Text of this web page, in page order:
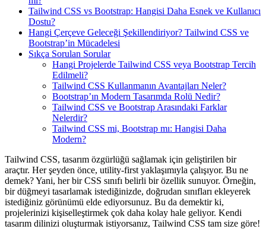
Tailwind CSS vs Bootstrap: Hangisi Daha Esnek ve Kullanıcı
Dostu?
Hangi Çerçeve Geleceği Şekillendiriyor? Tailwind CSS ve
Bootstrap’in Mücadelesi
Sıkça Sorulan Sorular
Hangi Projelerde Tailwind CSS veya Bootstrap Tercih
Edilmeli?
Tailwind CSS Kullanmanın Avantajları Neler?
Bootstrap’ın Modern Tasarımda Rolü Nedir?
Tailwind CSS ve Bootstrap Arasındaki Farklar
Nelerdir?
Tailwind CSS mi, Bootstrap mı: Hangisi Daha
Modern?
Tailwind CSS, tasarım özgürlüğü sağlamak için geliştirilen bir
araçtır. Her şeyden önce, utility-first yaklaşımıyla çalışıyor. Bu ne
demek? Yani, her bir CSS sınıfı belirli bir özellik sunuyor. Örneğin,
bir düğmeyi tasarlamak istediğinizde, doğrudan sınıfları ekleyerek
istediğiniz görünümü elde ediyorsunuz. Bu da demektir ki,
projelerinizi kişiselleştirmek çok daha kolay hale geliyor. Kendi
tasarım dilinizi oluşturmak istiyorsanız, Tailwind CSS tam size göre!